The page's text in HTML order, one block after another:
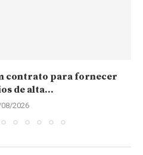
contrato para fornecer
de alta...
2026